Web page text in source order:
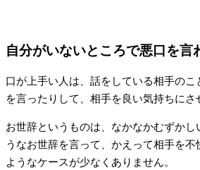
自分がいないところで悪口を言
口が上手い人は、話をしている相手の
を言ったりして、相手を良い気持ちにさ
お世辞というものは、なかなかむずかし
うなお世辞を言って、かえって相手を不
ようなケースが少なくありません。